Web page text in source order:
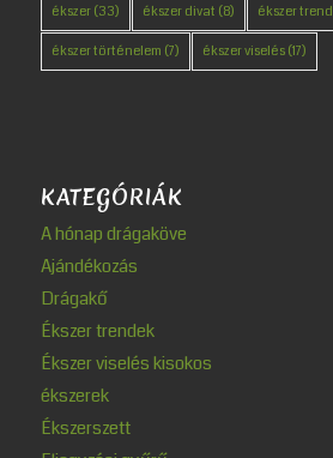
ékszer(33) ékszer divat (8) ékszer trend
ékszer történelem (7) ékszer viselés(17)
KATEGÓRIÁK
A hónap drágaköve
Ajándékozás
Drágakő
Ékszer trendek
Ékszer viselés kisokos
ékszerek
Ékszerszett